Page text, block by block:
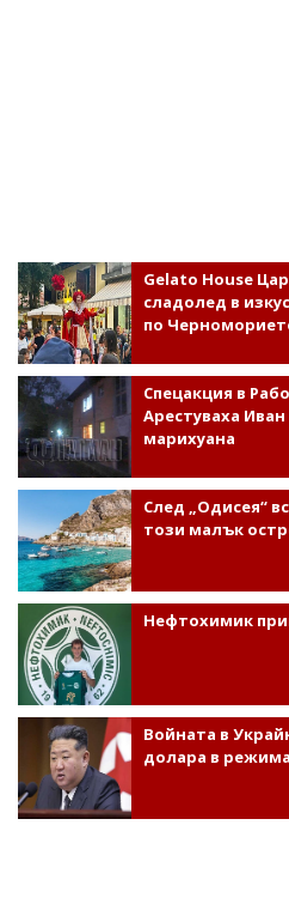
Gelato House
сладолед в
по
Спецакция в
Арестуваха Иван
марихуана
След „Одисея“
този малък
Нефтохимик
Войната в
долара в